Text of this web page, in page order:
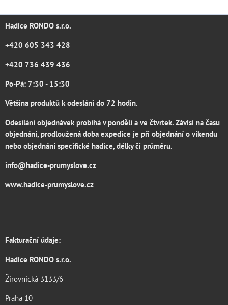
Hadice RONDO s.r.o.
+420 605 343 428
+420 736 439 436
Po-Pá: 7:30 - 15:30
Většina produktů k odesláni do 72 hodin.
Odesílání objednávek probíhá v pondělí a ve čtvrtek. Závisí na času
objednání, prodloužená doba expedice je při objednání o víkendu
nebo objednání specifické hadice, délky či průměru.
info@hadice-prumyslove.cz
www.hadice-prumyslove.cz
Fakturační údaje:
Hadice RONDO s.r.o.
Žirovnická 3133/6
Praha 10